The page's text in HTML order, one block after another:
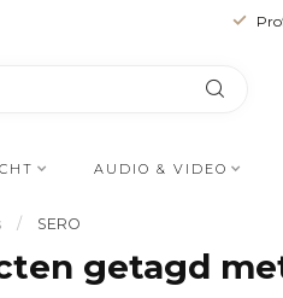
AUDIO & VIDEO
/ SERO
getagd